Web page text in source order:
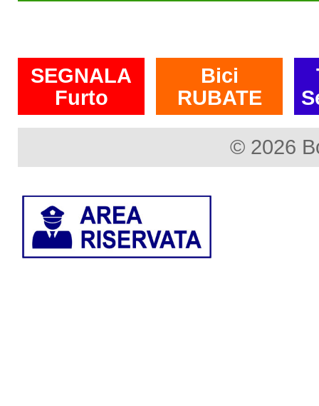
SEGNALA
Furto
Bici
RUBATE
© 2026